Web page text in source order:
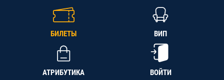
БИЛЕТЫ ВИП
АТРИБУТИКА ВОЙТИ